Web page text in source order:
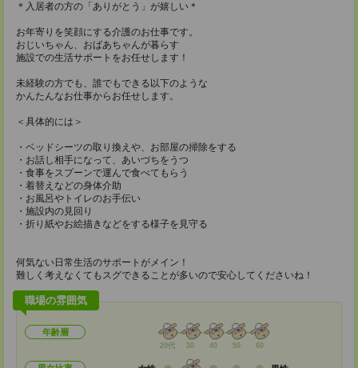
＊入居者の方の「ありがとう」が嬉しい＊
お年寄りを笑顔にする介護のお仕事です。
おじいちゃん、おばあちゃんが暮らす
施設での生活サポートをお任せします！
未経験の方でも、誰でもできる以下のような
かんたんなお仕事からお任せします。
＜具体的には＞
・ベッドシーツの取り換えや、お部屋の掃除をする
・お話し相手になって、あいづちをうつ
・食事をスプーンで運んで食べてもらう
・着替えなどの身体介助
・お風呂やトイレのお手伝い
・施設内の見回り
・折り紙やお絵描きなどをする様子を見守る
何気ない日常生活のサポートがメイン！
難しく考えなくてもスグできることが多いので安心してくださいね！
職場の雰囲気
年齢層
20代 30 40 50 60